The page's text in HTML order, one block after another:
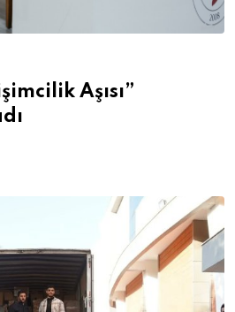
Aşısı”